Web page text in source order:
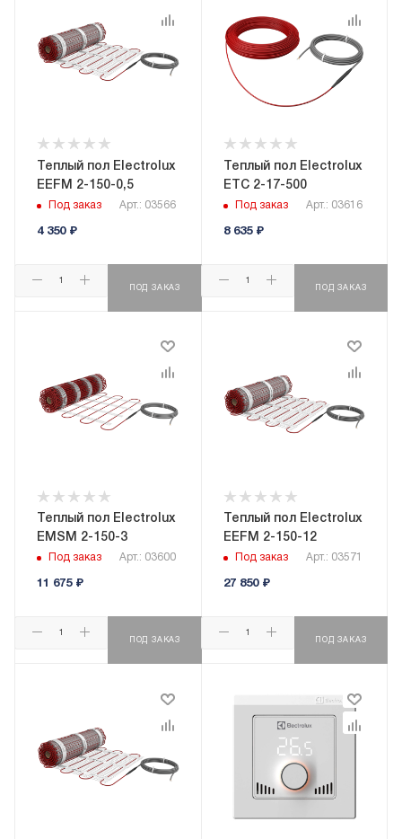
Теплый пол Electrolux
EEFM 2-150-0,5
Под заказ Арт.: 03566
4 350₽
ПОД ЗАКАЗ
Теплый пол Electrolux
ETC 2-17-500
Под заказ Арт.: 03616
8 635₽
ПОД ЗАКАЗ
Теплый пол Electrolux
EMSM 2-150-3
Под заказ Арт.: 03600
11 675₽
ПОД ЗАКАЗ
Теплый пол Electrolux
EEFM 2-150-12
Под заказ Арт.: 03571
27 850₽
ПОД ЗАКАЗ